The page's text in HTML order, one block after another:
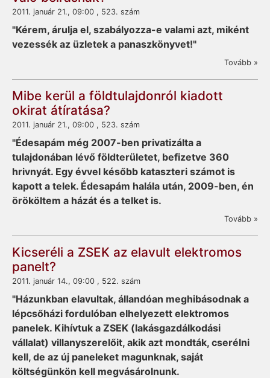
2011. január 21., 09:00 , 523. szám
"Kérem, árulja el, szabályozza-e valami azt, miként
vezessék az üzletek a panaszkönyvet!"
Tovább »
Mibe kerül a földtulajdonról kiadott
okirat átíratása?
2011. január 21., 09:00 , 523. szám
"Édesapám még 2007-ben privatizálta a
tulajdonában lévő földterületet, befizetve 360
hrivnyát. Egy évvel később kataszteri számot is
kapott a telek. Édesapám halála után, 2009-ben, én
örököltem a házát és a telket is.
Tovább »
Kicseréli a ZSEK az elavult elektromos
panelt?
2011. január 14., 09:00 , 522. szám
"Házunkban elavultak, állandóan meghibásodnak a
lépcsőházi fordulóban elhelyezett elektromos
panelek. Kihívtuk a ZSEK (lakásgazdálkodási
vállalat) villanyszerelőit, akik azt mondták, cserélni
kell, de az új paneleket magunknak, saját
költségünkön kell megvásárolnunk.